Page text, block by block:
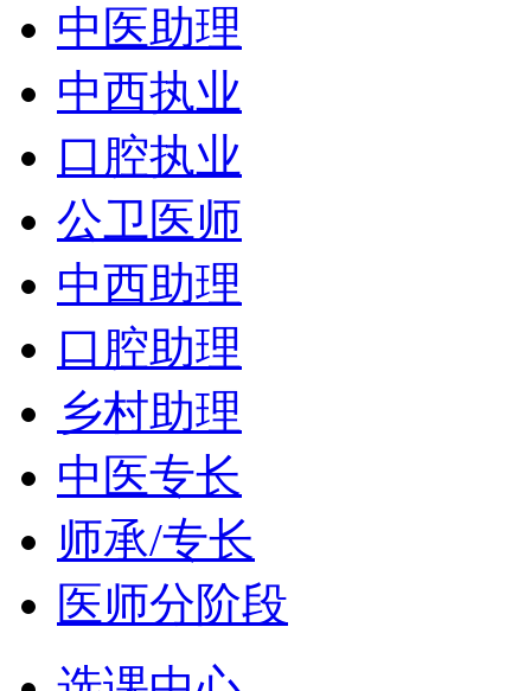
中医助理
中西执业
口腔执业
公卫医师
中西助理
口腔助理
乡村助理
中医专长
师承/专长
医师分阶段